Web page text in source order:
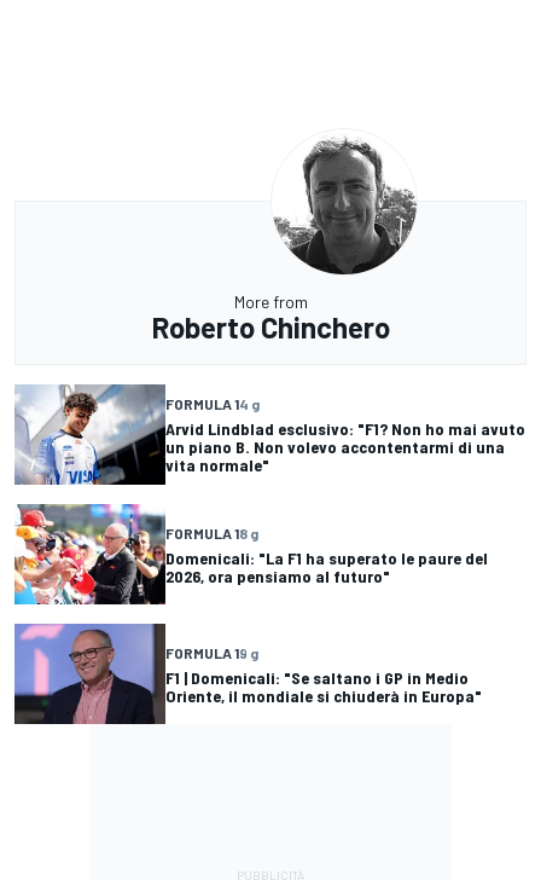
More from
Roberto Chinchero
FORMULA 14 g
Arvid Lindblad esclusivo: "F1? Non ho mai avuto
un piano B. Non volevo accontentarmi di una
vita normale"
FORMULA 18 g
Domenicali: "La F1 ha superato le paure del
2026, ora pensiamo al futuro"
FORMULA 19 g
F1 | Domenicali: "Se saltano i GP in Medio
Oriente, il mondiale si chiuderà in Europa"